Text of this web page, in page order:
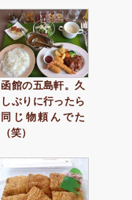
函館の五島軒。久
しぶりに行ったら
同じ物頼んでた
（笑）